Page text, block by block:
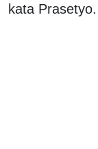
kata Prasetyo.